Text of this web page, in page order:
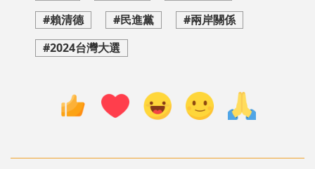
#賴清德
#民進黨
#兩岸關係
#2024台灣大選